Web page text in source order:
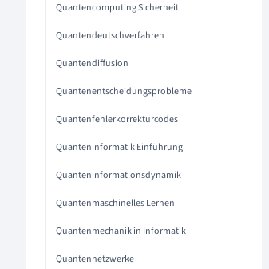
Quantencomputing Sicherheit
Quantendeutschverfahren
Quantendiffusion
Quantenentscheidungsprobleme
Quantenfehlerkorrekturcodes
Quanteninformatik Einführung
Quanteninformationsdynamik
Quantenmaschinelles Lernen
Quantenmechanik in Informatik
Quantennetzwerke